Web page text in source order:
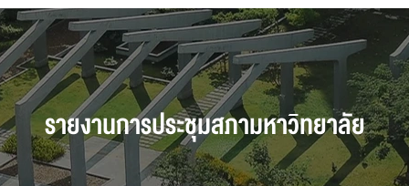
รายงานการประชุมสภามหาวิทยาลัย